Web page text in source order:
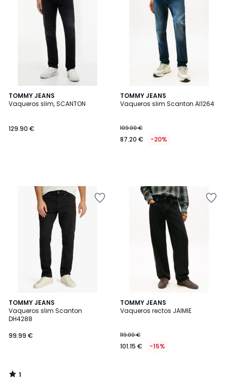
TOMMY JEANS
Vaqueros slim, SCANTON
€.
129.90 €
TOMMY JEANS
Vaqueros slim Scanton AI1264
109.00 €
87.20 € -20%
TOMMY JEANS
Vaqueros slim Scanton
DH4288
99.99 €
1
/
5
1
/
TOMMY JEANS
Vaqueros rectos JAIMIE
119.00 €
101.15 € -15%